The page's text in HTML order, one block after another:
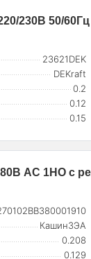
230В 50/
23621DEK
DEKraft
0.2
0.12
0.15
AC 1НО с
КашинЗЭА
0.208
0.129